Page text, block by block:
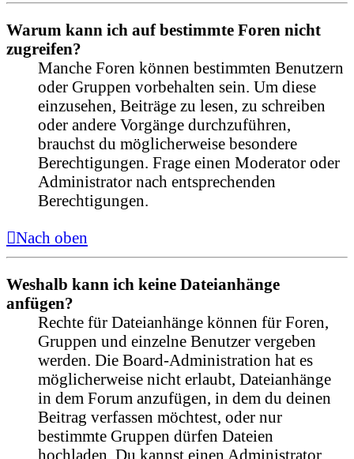
Warum kann ich auf bestimmte Foren nicht
zugreifen?
Manche Foren können bestimmten Benutzern
oder Gruppen vorbehalten sein. Um diese
einzusehen, Beiträge zu lesen, zu schreiben
oder andere Vorgänge durchzuführen,
brauchst du möglicherweise besondere
Berechtigungen. Frage einen Moderator oder
Administrator nach entsprechenden
Berechtigungen.
Nach oben
Weshalb kann ich keine Dateianhänge
anfügen?
Rechte für Dateianhänge können für Foren,
Gruppen und einzelne Benutzer vergeben
werden. Die Board-Administration hat es
möglicherweise nicht erlaubt, Dateianhänge
in dem Forum anzufügen, in dem du deinen
Beitrag verfassen möchtest, oder nur
bestimmte Gruppen dürfen Dateien
hochladen. Du kannst einen Administrator